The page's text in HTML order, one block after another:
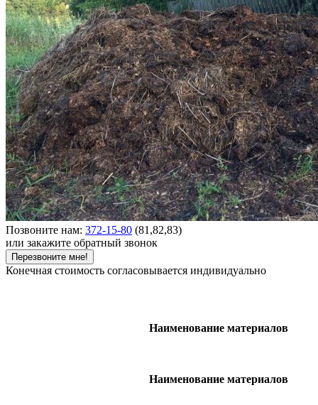
Позвоните нам: 372-15-80 (81,82,83)
или закажите обратный звонок
Перезвоните мне!
Конечная стоимость согласовывается индивидуально
Наименование материалов
Наименование материалов